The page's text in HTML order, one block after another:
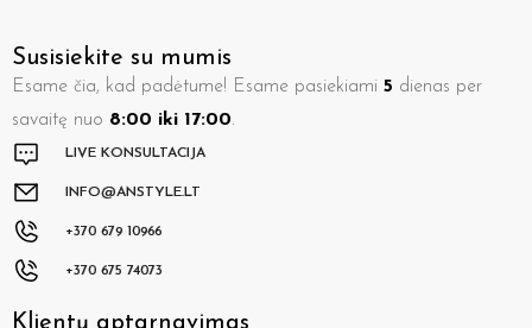
Susisiekite su mumis
Esame čia, kad padėtume! Esame pasiekiami 5 dienas per
savaitę nuo 8:00 iki 17:00.
LIVE KONSULTACIJA
INFO@ANSTYLE.LT
+370 679 10966
+370 675 74073
Klientų aptarnavimas